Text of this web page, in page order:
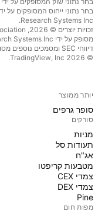
Research Systems Inc.‏
מסופק על ידי FactSet Research Systems Inc. כל הזכויות שמורות.
דיווחי SEC ומסמכים נוספים מסופקים על ידי
© 2026 ‏TradingView, Inc.‏
יותר ממוצר
סופר גרפים
סורקים
מניות‏
תעודות סל
אג"ח
מטבעות קריפטו
צמדי CEX
צמדי DEX
Pine
מפות חום